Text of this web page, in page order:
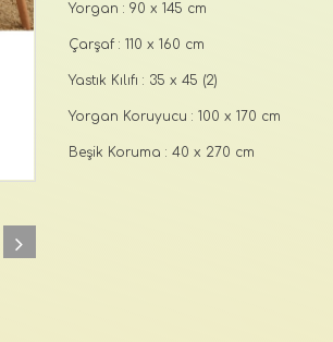
Yorgan : 90 x 145 cm
Çarşaf : 110 x 160 cm
Yastık Kılıfı : 35 x 45 (2)
Yorgan Koruyucu : 100 x 170 cm
Beşik Koruma : 40 x 270 cm